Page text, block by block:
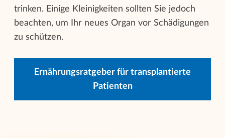
trinken. Einige Kleinigkeiten sollten Sie jedoch
beachten, um Ihr neues Organ vor Schädigungen
zu schützen.
Ernährungsratgeber für transplantierte
Patienten